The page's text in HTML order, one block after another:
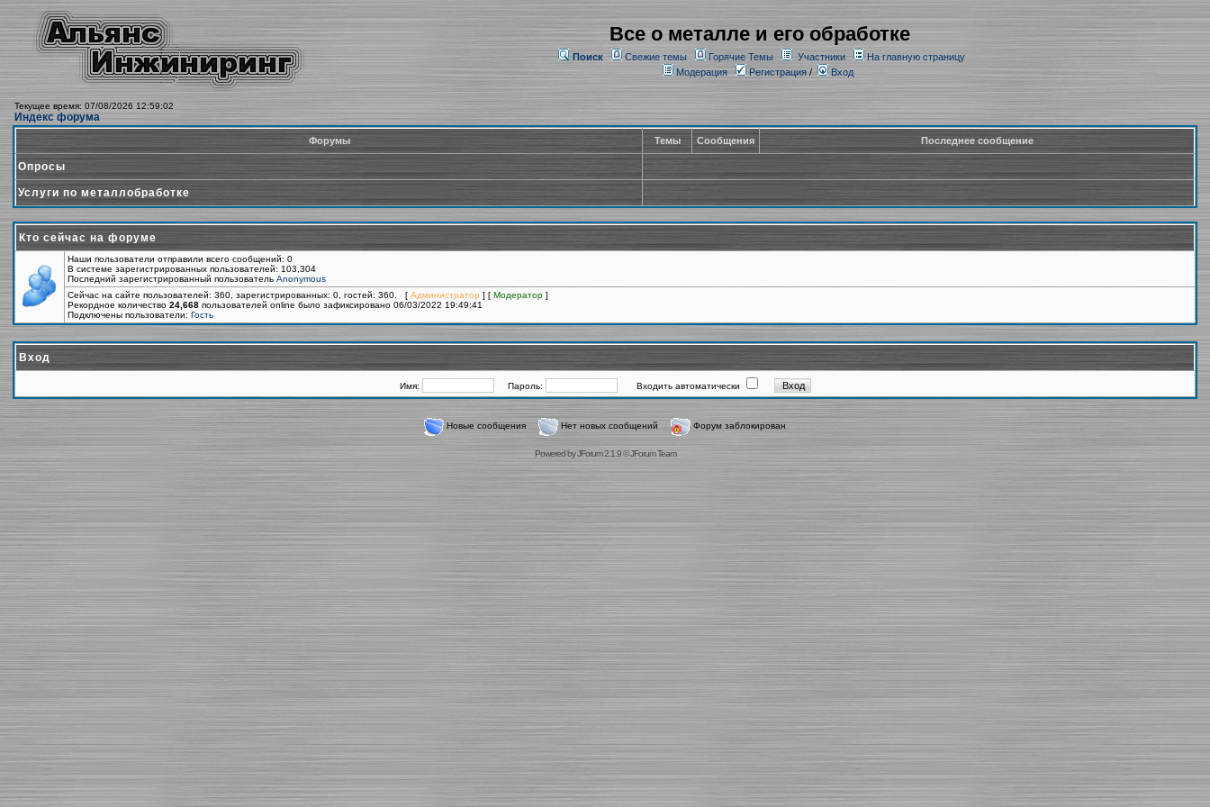
Все о металле и его обработке
Поиск Свежие темы Горячие Темы Участники
На главную страницу
Модерация
Регистрация/ Вход
Текущее время: 07/08/2026 12:59:02
Индекс форума
Форумы Темы Сообщения Последнее сообщение
Опросы
Услуги по металлобработке
Кто сейчас на форуме
Наши пользователи отправили всего сообщений: 0
В системе зарегистрированных пользователей: 103,304
Последний зарегистрированный пользователь Anonymous
Сейчас на сайте пользователей: 360, зарегистрированных: 0, гостей: 360. [ Администратор ] [ Модератор ]
Рекордное количество 24,668 пользователей online было зафиксировано 06/03/2022 19:49:41
Подключены пользователи: Гость
Вход
Имя: Пароль: Входить автоматически
Новые сообщения Нет новых сообщений Форум заблокирован
Powered byJForum 2.1.9©JForum Team